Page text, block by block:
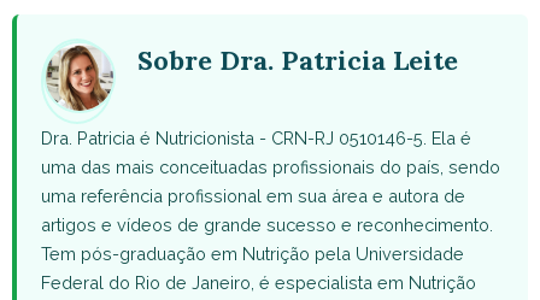
Sobre Dra. Patricia Leite
Dra. Patricia é Nutricionista - CRN-RJ 0510146-5. Ela é
uma das mais conceituadas profissionais do país, sendo
uma referência profissional em sua área e autora de
artigos e vídeos de grande sucesso e reconhecimento.
Tem pós-graduação em Nutrição pela Universidade
Federal do Rio de Janeiro, é especialista em Nutrição